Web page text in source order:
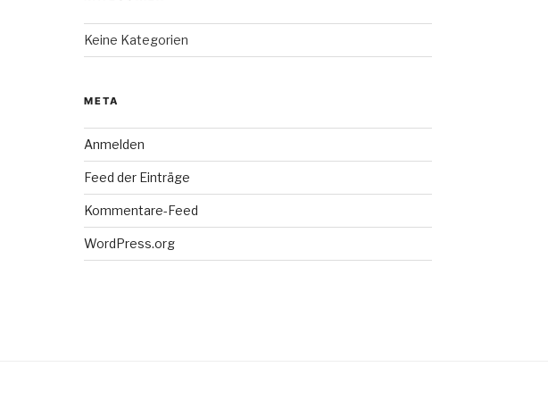
Keine Kategorien
META
Anmelden
Feed der Einträge
Kommentare-Feed
WordPress.org